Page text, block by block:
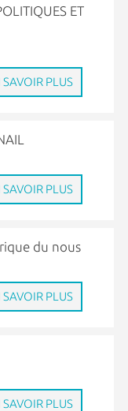
ET
SAVOIR PLUS
SAVOIR PLUS
du nous
SAVOIR PLUS
SAVOIR PLUS